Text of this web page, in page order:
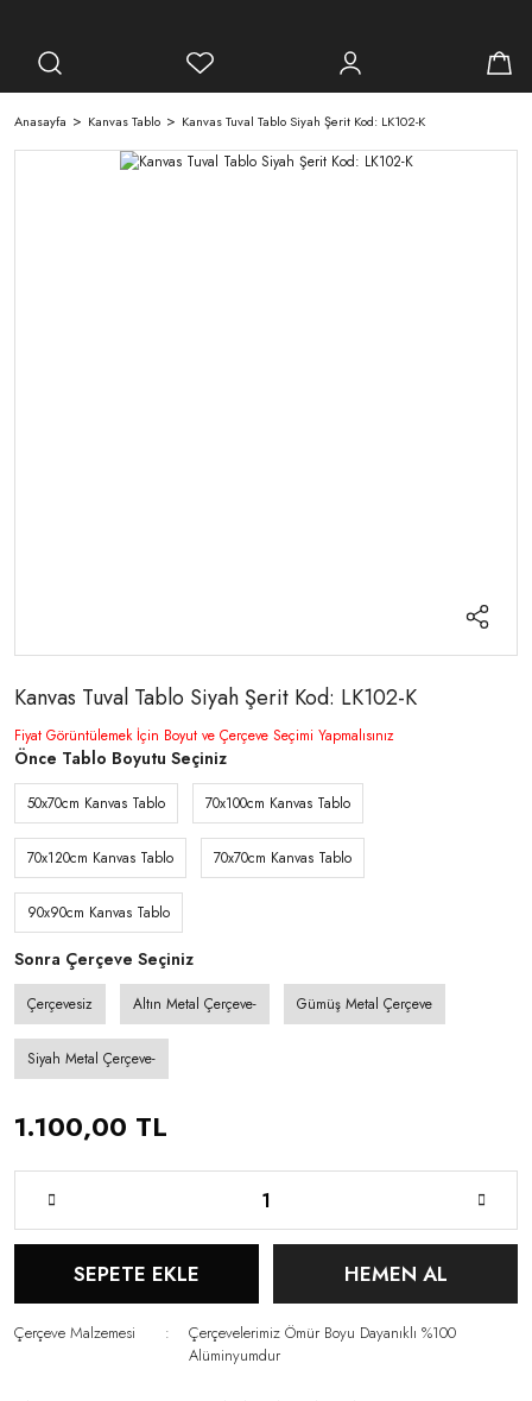
Anasayfa Kanvas Tablo Kanvas Tuval Tablo Siyah Şerit Kod: LK102-K
Kanvas Tuval Tablo Siyah Şerit Kod: LK102-K
Fiyat Görüntülemek İçin Boyut ve Çerçeve Seçimi Yapmalısınız
Önce Tablo Boyutu Seçiniz
50x70cm Kanvas Tablo 70x100cm Kanvas Tablo
70x120cm Kanvas Tablo 70x70cm Kanvas Tablo
90x90cm Kanvas Tablo
Sonra Çerçeve Seçiniz
Çerçevesiz Altın Metal Çerçeve- Gümüş Metal Çerçeve
Siyah Metal Çerçeve-
1.100,00 TL
SEPETE EKLE HEMEN AL
Çerçeve Malzemesi
Çerçevelerimiz Ömür Boyu Dayanıklı %100
Alüminyumdur